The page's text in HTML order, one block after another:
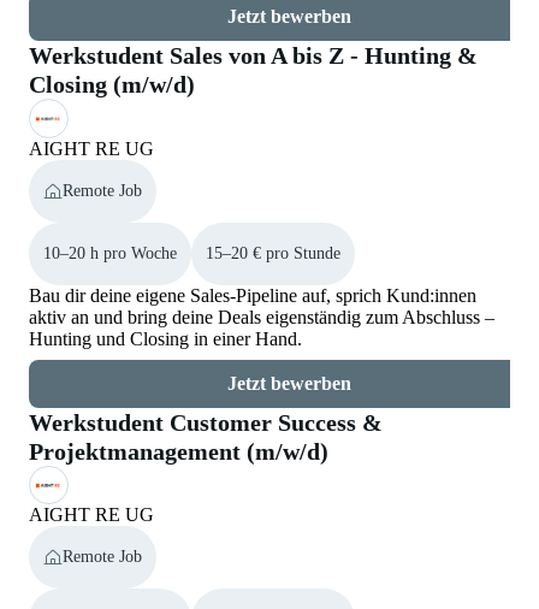
Jetzt bewerben
Werkstudent Sales von A bis Z - Hunting &
Closing (m/w/d)
AIGHT RE UG
Remote Job
10–20 h pro Woche 15–20 € pro Stunde
Bau dir deine eigene Sales-Pipeline auf, sprich Kund:innen
aktiv an und bring deine Deals eigenständig zum Abschluss –
Hunting und Closing in einer Hand.
Jetzt bewerben
Werkstudent Customer Success &
Projektmanagement (m/w/d)
AIGHT RE UG
Remote Job